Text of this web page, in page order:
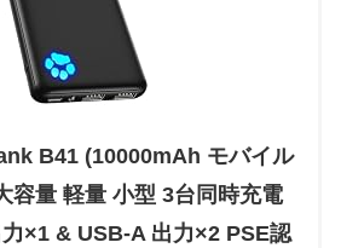
B41 (10000mAh モバイル
容量 軽量 小型 3台同時充電
力×1 & USB-A 出力×2 PSE認